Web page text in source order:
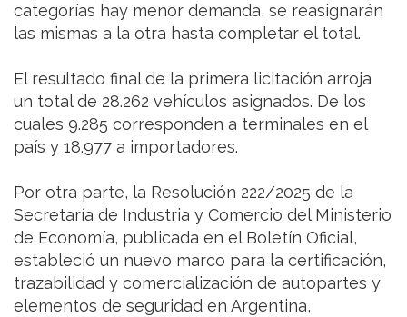
categorías hay menor demanda, se reasignarán
las mismas a la otra hasta completar el total.
El resultado final de la primera licitación arroja
un total de 28.262 vehículos asignados. De los
cuales 9.285 corresponden a terminales en el
país y 18.977 a importadores.
Por otra parte, la Resolución 222/2025 de la
Secretaría de Industria y Comercio del Ministerio
de Economía, publicada en el Boletín Oficial,
estableció un nuevo marco para la certificación,
trazabilidad y comercialización de autopartes y
elementos de seguridad en Argentina,